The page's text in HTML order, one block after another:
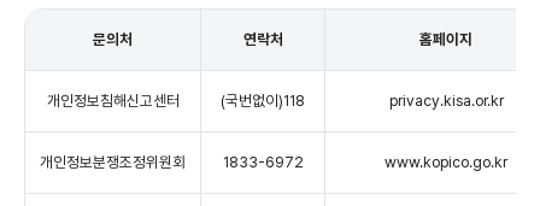
문의처 연락처 홈페이지
개인정보침해신고센터 (국번없이)118 privacy.kisa.or.kr
개인정보분쟁조정위원회 1833-6972 www.kopico.go.kr